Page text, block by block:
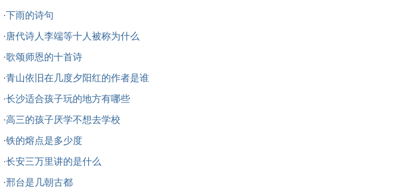
·下雨的诗句
·唐代诗人李端等十人被称为什么
·歌颂师恩的十首诗
·青山依旧在几度夕阳红的作者是谁
·长沙适合孩子玩的地方有哪些
·高三的孩子厌学不想去学校
·铁的熔点是多少度
·长安三万里讲的是什么
·邢台是几朝古都